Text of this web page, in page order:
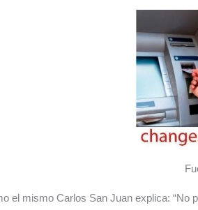
el mismo Carlos San Juan explica: “No